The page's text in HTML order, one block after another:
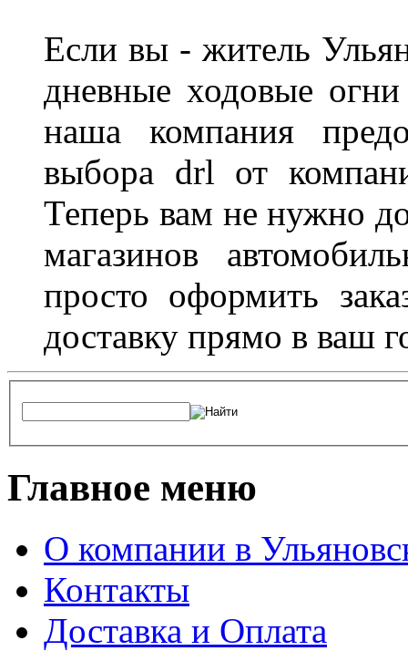
Если вы - житель
дневные ходовые
наша компания
выбора drl от
Теперь вам не нужно
магазинов
просто оформить
доставку прямо в ваш
Главное меню
О компании в
Контакты
Доставка и Оплата